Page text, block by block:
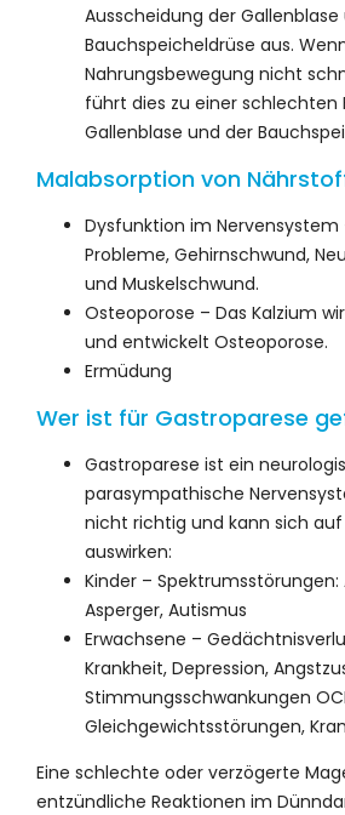
Ausscheidung der
Bauchspeicheldrüse aus.
Nahrungsbewegung nicht
führt dies zu einer schlechten
Gallenblase und der
Malabsorption von
Dysfunktion im Nervensystem
Probleme, Gehirnschwund,
und Muskelschwund.
Osteoporose – Das Kalzium
und entwickelt Osteoporose.
Ermüdung
Wer ist für Gastroparese
Gastroparese ist ein
parasympathische
nicht richtig und kann sich auf
auswirken:
Kinder – Spektrumsstörungen:
Asperger, Autismus
Erwachsene –
Krankheit, Depression,
Stimmungsschwankungen
Gleichgewichtsstörungen,
Eine schlechte oder verzögerte
entzündliche Reaktionen im